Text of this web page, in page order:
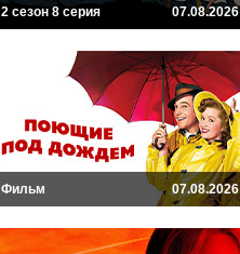
2 сезон 8 серия 07.08.2026
Фильм 07.08.2026